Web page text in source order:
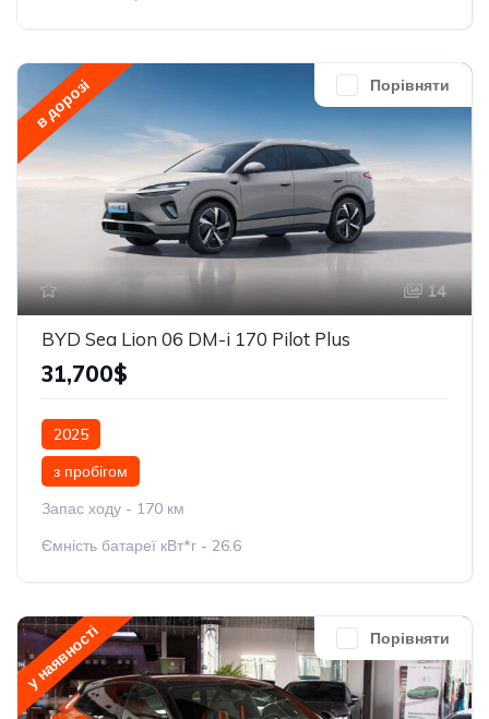
Порівняти
в дорозі
14
BYD Sea Lion 06 DM-i 170 Pilot Plus
31,700$
2025
з пробігом
Запас ходу - 170 км
Ємність батареї кВт*г - 26.6
Порівняти
у наявності